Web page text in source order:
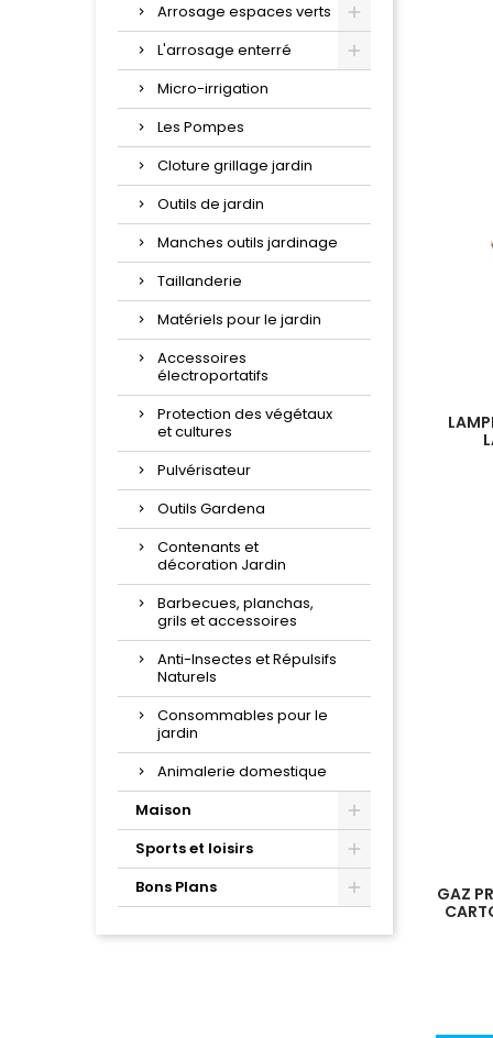
Arrosage espaces verts
L'arrosage enterré
Micro-irrigation
Les Pompes
Cloture grillage jardin
Outils de jardin
Manches outils jardinage
Taillanderie
Matériels pour le jardin
Accessoires
électroportatifs
Protection des végétaux
et cultures
Pulvérisateur
Outils Gardena
Contenants et
décoration Jardin
Barbecues, planchas,
grils et accessoires
Anti-Insectes et Répulsifs
Naturels
Consommables pour le
jardin
Animalerie domestique
Maison
Sports et loisirs
Bons Plans
GAZ